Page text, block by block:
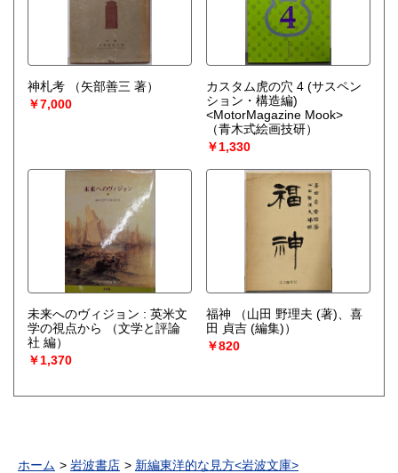
神札考
（矢部善三 著）
￥7,000
カスタム虎の穴 4 (サスペン
ション・構造編)
<MotorMagazine Mook>
（青木式絵画技研）
￥1,330
未来へのヴィジョン : 英米文
学の視点から
（文学と評論
社 編）
￥1,370
福神
（山田 野理夫 (著)、喜
田 貞吉 (編集)）
￥820
ホーム 岩波書店 新編東洋的な見方<岩波文庫>